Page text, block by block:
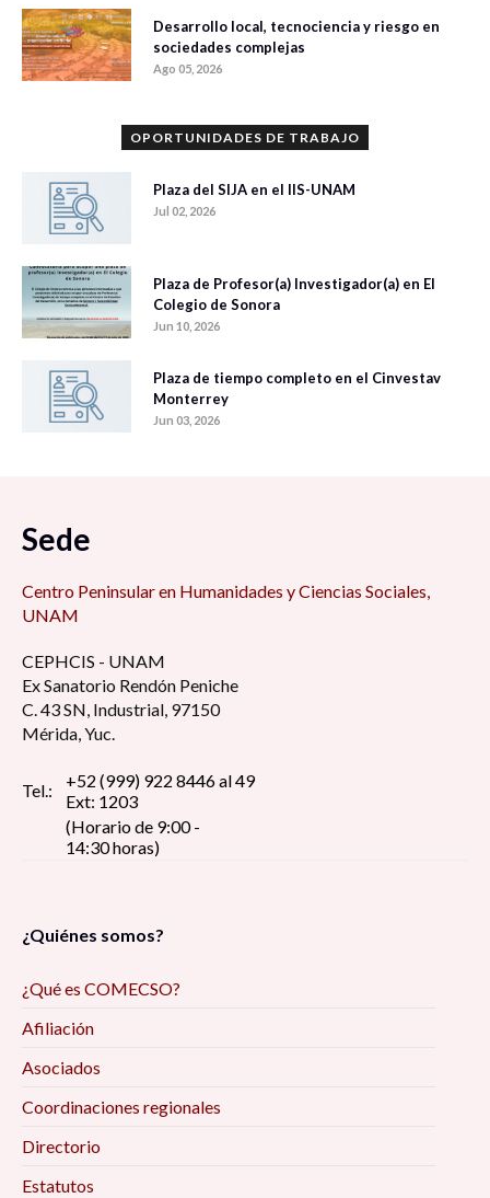
Desarrollo local, tecnociencia y riesgo en
sociedades complejas
Ago 05, 2026
OPORTUNIDADES DE TRABAJO
Plaza del SIJA en el IIS-UNAM
Jul 02, 2026
Plaza de Profesor(a) Investigador(a) en El
Colegio de Sonora
Jun 10, 2026
Plaza de tiempo completo en el Cinvestav
Monterrey
Jun 03, 2026
Sede
Centro Peninsular en Humanidades y Ciencias Sociales,
UNAM
CEPHCIS - UNAM
Ex Sanatorio Rendón Peniche
C. 43 SN, Industrial, 97150
Mérida, Yuc.
Tel.:
+52 (999) 922 8446 al 49
Ext: 1203
(Horario de 9:00 -
14:30 horas)
¿Quiénes somos?
¿Qué es COMECSO?
Afiliación
Asociados
Coordinaciones regionales
Directorio
Estatutos